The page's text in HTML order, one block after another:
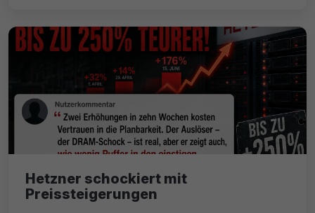
Hetzner schockiert mit
Preissteigerungen